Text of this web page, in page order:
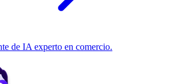
de IA experto en comercio.